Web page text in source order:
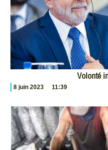
Volonté
8 juin 2023 11:39